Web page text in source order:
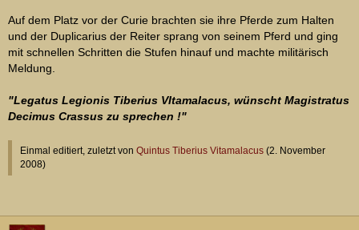
Auf dem Platz vor der Curie brachten sie ihre Pferde zum Halten
und der Duplicarius der Reiter sprang von seinem Pferd und ging
mit schnellen Schritten die Stufen hinauf und machte militärisch
Meldung.
"Legatus Legionis Tiberius VItamalacus, wünscht Magistratus
Decimus Crassus zu sprechen !"
Einmal editiert, zuletzt von Quintus Tiberius Vitamalacus (2. November
2008)